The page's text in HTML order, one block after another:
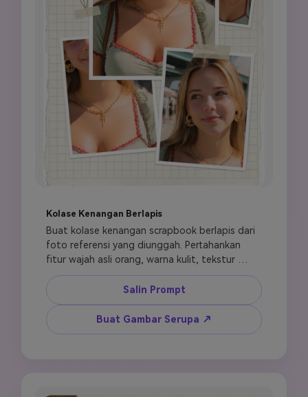
Kolase Kenangan Berlapis
Buat kolase kenangan scrapbook berlapis dari
foto referensi yang diunggah. Pertahankan
fitur wajah asli orang, warna kulit, tekstur
rambut, jenggot, riasan, dan aksesori. Susun 5
hingga 7 panel foto dalam komposisi
scrapbook yang tumpang tindih: satu potret
tengah besar, diapit oleh bidikan close-up
lebih kecil yang menampilkan sudut dan
Salin Prompt
Buat Gambar Serupa ↗